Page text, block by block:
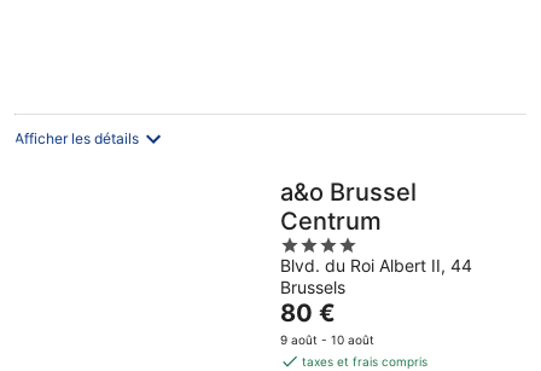
Afficher les détails
a&o Brussel
Centrum
4
out
of
5
Blvd. du Roi Albert II, 44
Brussels
Le
prix
est
80 €
9 août - 10 août
taxes et frais compris